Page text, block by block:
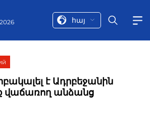
հայ
է Ադրբեջանին
վաճառող անձանց